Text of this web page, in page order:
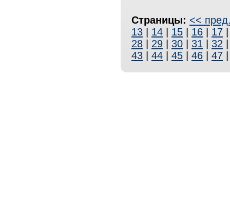
Страницы: <<
13
14 15 16 17
28
29 30 31 32
43
44 45 46 47